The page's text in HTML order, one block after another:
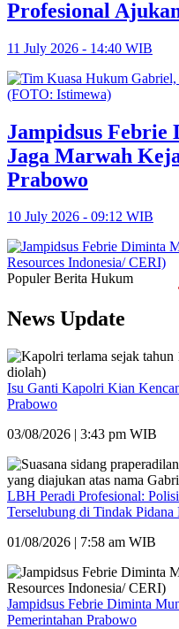
Profesional
11 July 2026 - 14:40 WIB
Jampidsus
Jaga Marwah
Prabowo
10 July 2026 - 09:12 WIB
Populer Berita Hukum
News Update
Isu Ganti Kapolri Kian
Prabowo
03/08/2026 | 3:43 pm WIB
LBH Peradi Profesional:
Terselubung di Tindak Pidana
01/08/2026 | 7:58 am WIB
Jampidsus Febrie Diminta
Pemerintahan Prabowo